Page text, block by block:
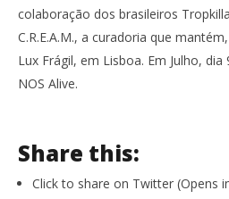
colaboração dos brasileiros
C.R.E.A.M., a curadoria que
Lux Frágil, em Lisboa. Em Julho,
NOS Alive.
Share this:
Click to share on Twitter (Opens